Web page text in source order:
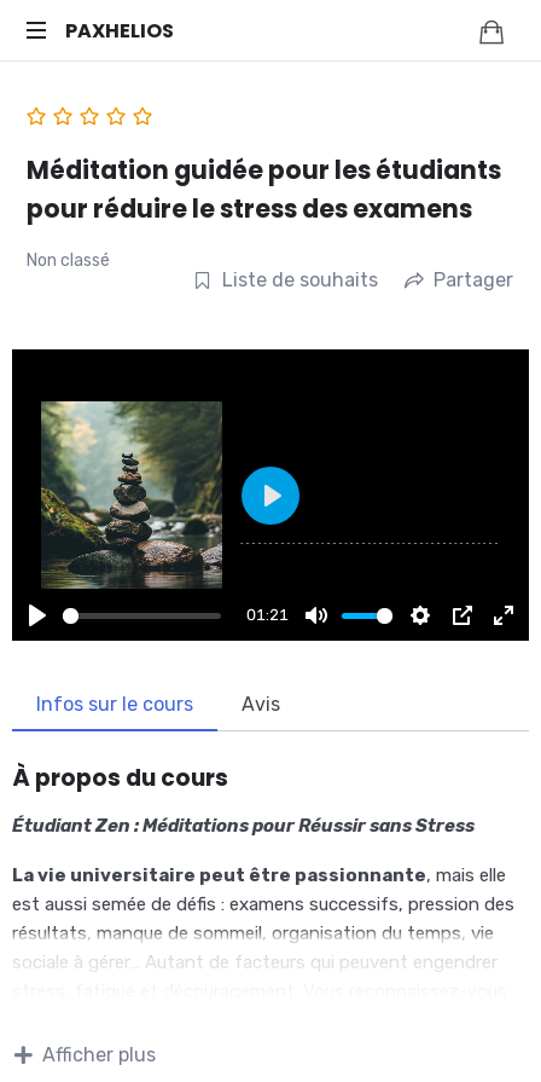
PAXHELIOS
guidée,
hypnose
bien-
mental
en
Méditation guidée pour les étudiants
pour réduire le stress des examens
Non classé
Liste de souhaits Partager
PLAY
01:21
MUTE SETTINGS
PIP
PLAY
Infos sur le cours Avis
À propos du cours
Étudiant Zen : Méditations pour Réussir sans Stress
La vie universitaire peut être passionnante, mais elle
est aussi semée de défis : examens successifs, pression des
résultats, manque de sommeil, organisation du temps, vie
sociale à gérer… Autant de facteurs qui peuvent engendrer
Imaginez un instant : et si vous aviez, chaque jour, un outil
Afficher plus